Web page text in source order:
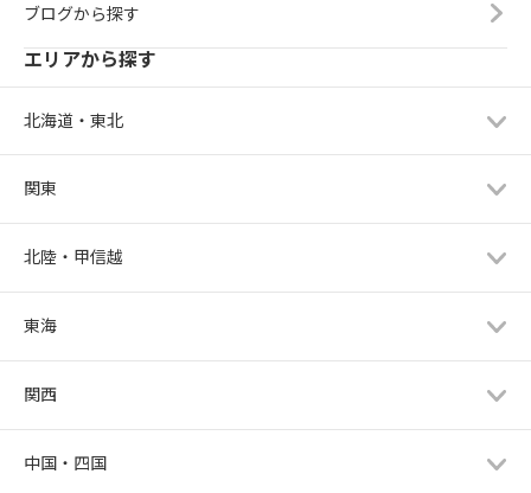
ブログから探す
エリアから探す
北海道・東北
関東
北陸・甲信越
東海
関西
中国・四国